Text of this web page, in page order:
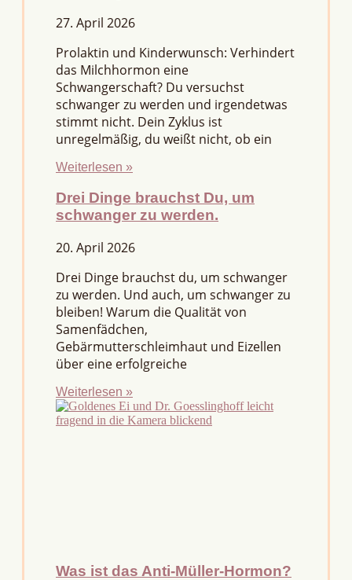
27. April 2026
Prolaktin und Kinderwunsch: Verhindert
das Milchhormon eine
Schwangerschaft? Du versuchst
schwanger zu werden und irgendetwas
stimmt nicht. Dein Zyklus ist
unregelmäßig, du weißt nicht, ob ein
Weiterlesen »
Drei Dinge brauchst Du, um
schwanger zu werden.
20. April 2026
Drei Dinge brauchst du, um schwanger
zu werden. Und auch, um schwanger zu
bleiben! Warum die Qualität von
Samenfädchen,
Gebärmutterschleimhaut und Eizellen
über eine erfolgreiche
Weiterlesen »
Was ist das Anti-Müller-Hormon?